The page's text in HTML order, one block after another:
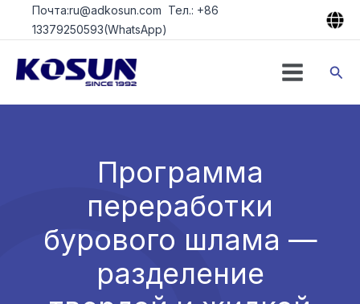
ПерейтиПочта:ru@adkosun.com Тел.: +86
13379250593(WhatsApp)
Программа
переработки
бурового шлама —
разделение